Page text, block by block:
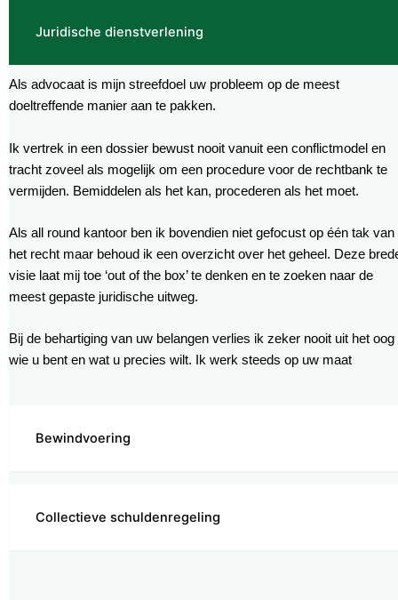
Juridische dienstverlening
Bewindvoering
Collectieve schuldenregeling
Als advocaat is mijn streefdoel uw probleem op de meest
doeltreffende manier aan te pakken.
Ik vertrek in een dossier bewust nooit vanuit een conflictmodel en
tracht zoveel als mogelijk om een procedure voor de rechtbank te
vermijden. Bemiddelen als het kan, procederen als het moet.
Als all round kantoor ben ik bovendien niet gefocust op één tak van
het recht maar behoud ik een overzicht over het geheel. Deze
visie laat mij toe ‘out of the box’ te denken en te zoeken naar de
meest gepaste juridische uitweg.
Bij de behartiging van uw belangen verlies ik zeker nooit uit het oog
wie u bent en wat u precies wilt. Ik werk steeds op uw maat